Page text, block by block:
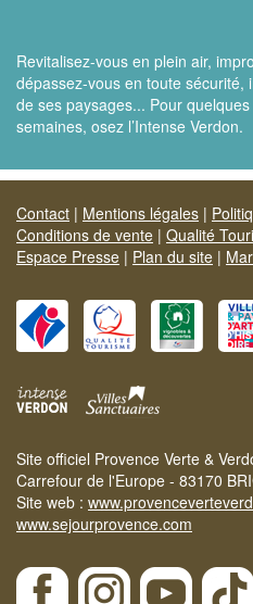
Revitalisez-vous en plein air,
dépassez-vous en toute
de ses paysages... Pour
semaines, osez l’Intense Verdon.
Contact | Mentions légales |
Conditions de vente | Qualité
Espace Presse | Plan du site |
Site officiel Provence Verte &
Carrefour de l'Europe - 83170
Site web :
www.sejourprovence.com